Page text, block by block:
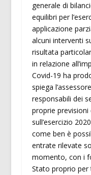
generale di
equilibri per
applicazione
alcuni interventi
risultata
in relazione
Covid-19 ha
spiega
responsabili dei
proprie
sull’esercizio
come ben è
entrate rilevate
momento, con i
Stato proprio per